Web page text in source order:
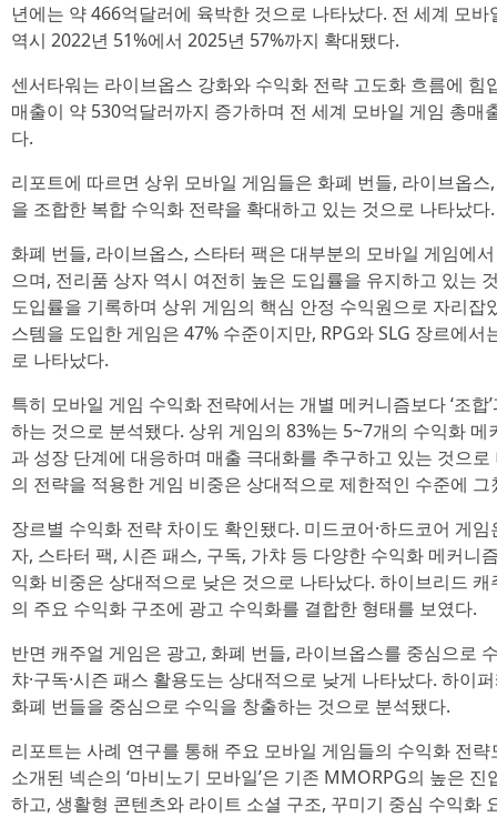
년에는 약 466억달러에 육박한 것으로 나타났다. 전 세계 모
역시 2022년 51%에서 2025년 57%까지 확대됐다.
센서타워는 라이브옵스 강화와 수익화 전략 고도화 흐름에 힘
매출이 약 530억달러까지 증가하며 전 세계 모바일 게임 총매
다.
리포트에 따르면 상위 모바일 게임들은 화폐 번들, 라이브옵
을 조합한 복합 수익화 전략을 확대하고 있는 것으로 나타났다.
화폐 번들, 라이브옵스, 스타터 팩은 대부분의 모바일 게임에
으며, 전리품 상자 역시 여전히 높은 도입률을 유지하고 있는
도입률을 기록하며 상위 게임의 핵심 안정 수익원으로 자리잡
스템을 도입한 게임은 47% 수준이지만, RPG와 SLG 장르에
로 나타났다.
특히 모바일 게임 수익화 전략에서는 개별 메커니즘보다 ‘조
하는 것으로 분석됐다. 상위 게임의 83%는 5~7개의 수익화
과 성장 단계에 대응하며 매출 극대화를 추구하고 있는 것으
의 전략을 적용한 게임 비중은 상대적으로 제한적인 수준에 그
장르별 수익화 전략 차이도 확인됐다. 미드코어·하드코어 게
자, 스타터 팩, 시즌 패스, 구독, 가챠 등 다양한 수익화 메커니
익화 비중은 상대적으로 낮은 것으로 나타났다. 하이브리드
의 주요 수익화 구조에 광고 수익화를 결합한 형태를 보였다.
반면 캐주얼 게임은 광고, 화폐 번들, 라이브옵스를 중심으로
챠·구독·시즌 패스 활용도는 상대적으로 낮게 나타났다. 하이
화폐 번들을 중심으로 수익을 창출하는 것으로 분석됐다.
리포트는 사례 연구를 통해 주요 모바일 게임들의 수익화 전
소개된 넥슨의 ‘마비노기 모바일’은 기존 MMORPG의 높은
하고, 생활형 콘텐츠와 라이트 소셜 구조, 꾸미기 중심 수익화